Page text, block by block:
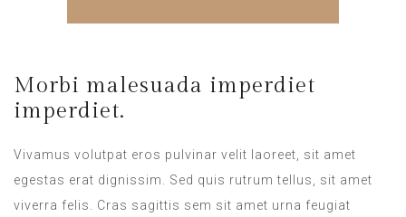
Morbi malesuada imperdiet
imperdiet.
Vivamus volutpat eros pulvinar velit laoreet, sit amet
egestas erat dignissim. Sed quis rutrum tellus, sit amet
viverra felis. Cras sagittis sem sit amet urna feugiat